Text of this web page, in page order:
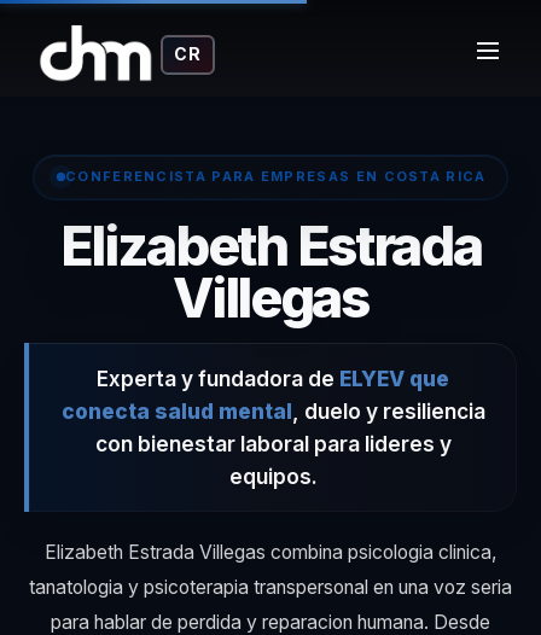
CR
CONFERENCISTA PARA EMPRESAS EN COSTA RICA
Elizabeth Estrada
Villegas–
Experta y fundadora de ELYEV que
conecta salud mental , duelo y resiliencia
con bienestar laboral para lideres y
equipos.
Elizabeth Estrada Villegas combina psicologia clinica,
tanatologia y psicoterapia transpersonal en una voz seria
para hablar de perdida y reparacion humana. Desde